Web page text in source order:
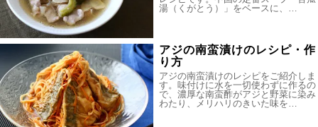
湯（くがとう）」をベースに、…
アジの南蛮漬けのレシピ・作
り方
アジの南蛮漬けのレシピをご紹介しま
す。味付けに水を一切使わずに作るの
で、濃厚な南蛮酢がアジと野菜に染み
わたり、メリハリのきいた味を…